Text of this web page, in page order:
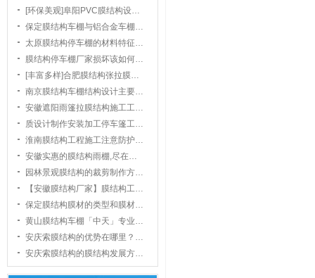
[环保美观]阜阳PVC膜结构设…
保定膜结构车棚与铝合金车棚…
太原膜结构停车棚的材料特征…
膜结构停车棚厂家损坏该如何…
[丰富多样]合肥膜结构张拉膜…
南京膜结构车棚结构设计主要…
安徽遮阳雨篷拉膜结构施工工…
质设计制作安装加工停车篷工…
淮南膜结构工程施工注意防护…
安徽实惠的膜结构雨棚,尽在…
园林景观膜结构的裁剪制作方…
【安徽膜结构厂家】膜结构工…
保定膜结构膜材的类型和膜材…
黄山膜结构车棚「中天」专业…
安庆索膜结构的优势在哪里？…
安庆索膜结构的膜结构发展方…